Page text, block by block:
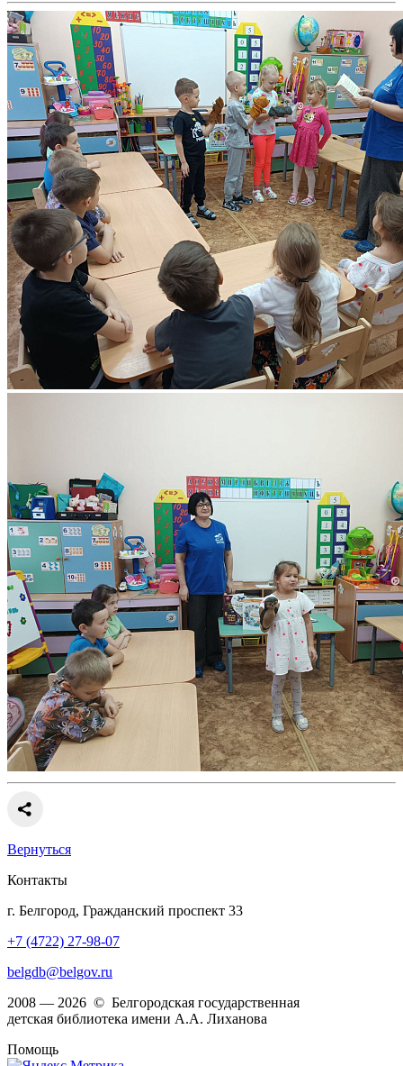
Вернуться
Контакты
г. Белгород, Гражданский проспект 33
+7 (4722) 27-98-07
belgdb@belgov.ru
2008 — 2026 © Белгородская государственная
детская библиотека имени А.А. Лиханова
Помощь